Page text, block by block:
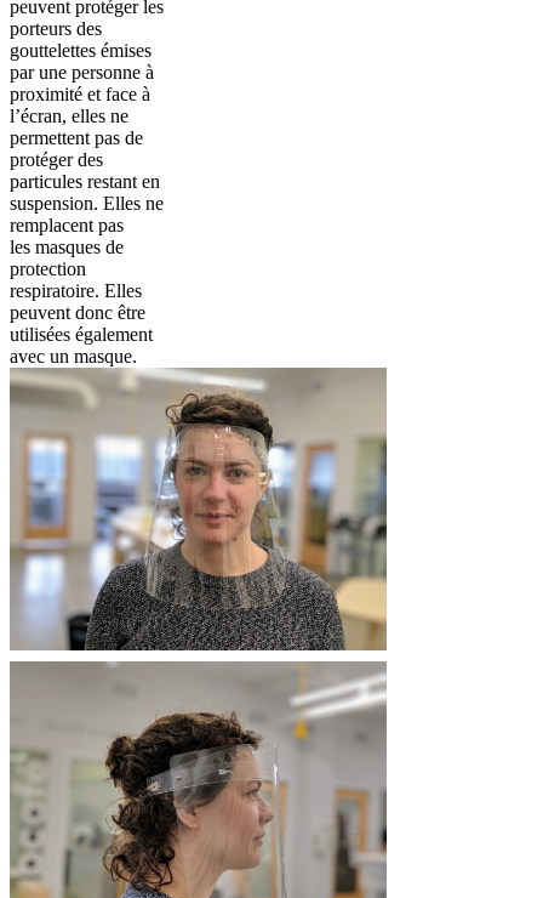
peuvent protéger les
porteurs des
gouttelettes émises
par une personne à
proximité et face à
l’écran, elles ne
permettent pas de
protéger des
particules restant en
suspension. Elles ne
remplacent pas
les masques de
protection
respiratoire. Elles
peuvent donc être
utilisées également
avec un masque.